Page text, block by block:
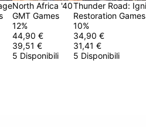
North Africa '40
GMT Games
12%
44,90 €
39,51 €
5 Disponibili
Thunder Road:
Restoration Games
10%
34,90 €
31,41 €
5 Disponibili